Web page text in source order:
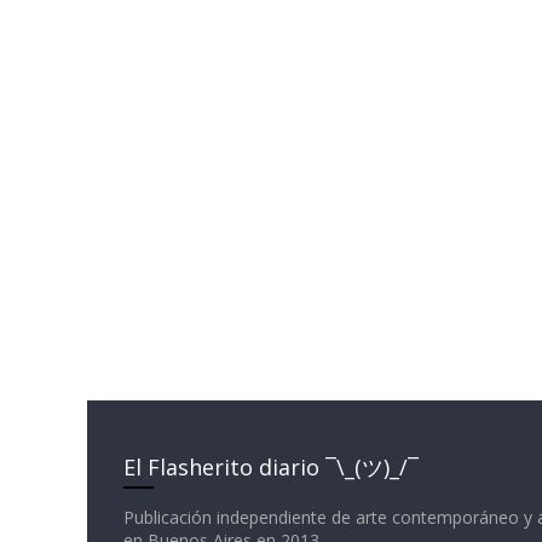
El Flasherito diario ¯\_(ツ)_/¯
Publicación independiente de arte contemporáneo y